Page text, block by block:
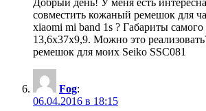
Добрый день! У меня есть
совместить кожаный ремешок для
xiaomi mi band 1s ? Габариты самого
13,6х37х9,9. Можно это
ремешок для моих Seiko SSC081
Fog:
06.04.2016 в 18:15